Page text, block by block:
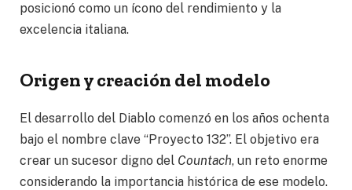
posicionó como un ícono del rendimiento y la
excelencia italiana.
Origen y creación del modelo
El desarrollo del Diablo comenzó en los años ochenta
bajo el nombre clave “Proyecto 132”. El objetivo era
crear un sucesor digno del Countach, un reto enorme
considerando la importancia histórica de ese modelo.